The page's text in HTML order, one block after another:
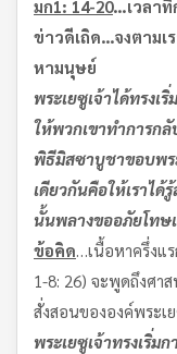
มก1: 14-20…เวลา
ข่าวดีเถิด…จงตามเ
หามนุษย์
พระเยซูเจ้าได้ทรงเ
ให้พวกเขาทำการก
พิธีมิสซาบูชาขอบพ
เดียวกันคือให้เราได้
นั้นพลางขออภัยโทษ
ข้อคิด…เนื้อหาครึ่งแ
1-8: 26) จะพูดถึงศา
สั่งสอนขององค์พระเ
พระเยซูเจ้าทรงเริ่ม